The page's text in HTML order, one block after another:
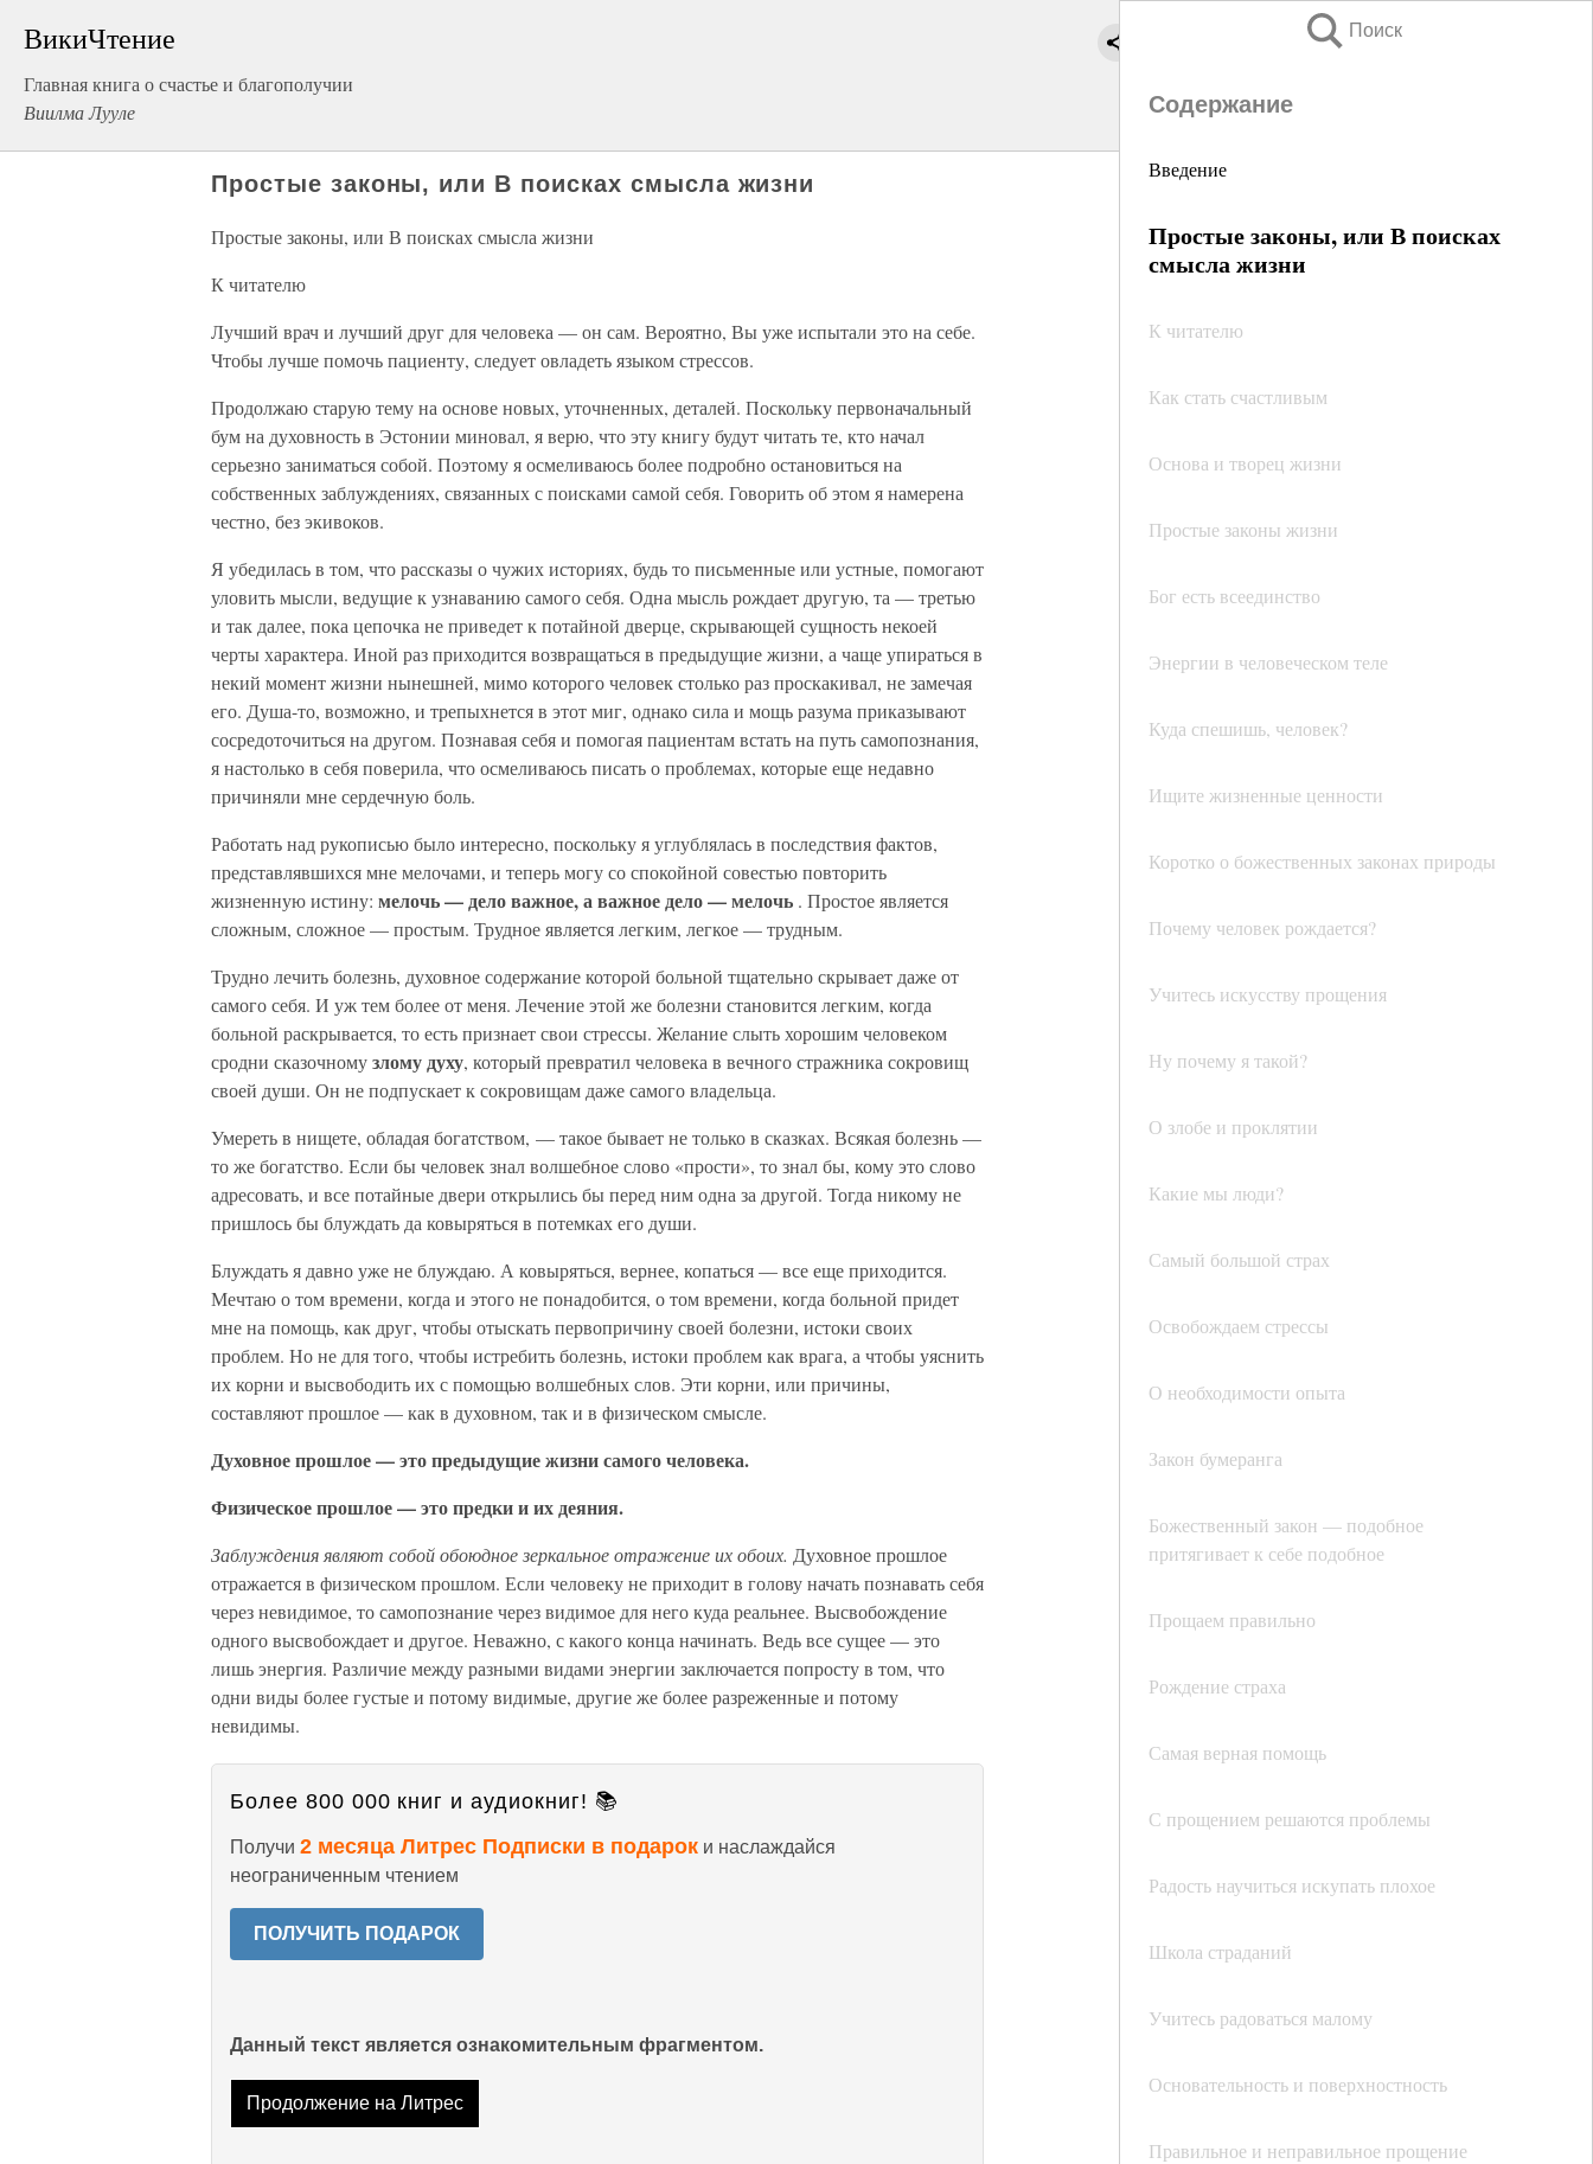
ВикиЧтение
Главная книга о счастье и благополучии
Виилма Лууле
Поиск
Содержание
Введение
Простые законы, или В поисках
смысла жизни
К читателю
Как стать счастливым
Основа и творец жизни
Простые законы жизни
Бог есть всеединство
Энергии в человеческом теле
Куда спешишь, человек?
Ищите жизненные ценности
Коротко о божественных законах природы
Почему человек рождается?
Учитесь искусству прощения
Ну почему я такой?
О злобе и проклятии
Какие мы люди?
Самый большой страх
Освобождаем стрессы
О необходимости опыта
Закон бумеранга
Божественный закон — подобное
притягивает к себе подобное
Прощаем правильно
Рождение страха
Самая верная помощь
С прощением решаются проблемы
Радость научиться искупать плохое
Школа страданий
Учитесь радоваться малому
Основательность и поверхностность
Правильное и неправильное прощение
Простые законы, или В поисках смысла жизни
Простые законы, или В поисках смысла жизни
К читателю
Лучший врач и лучший друг для человека — он сам. Вероятно, Вы уже испытали это на себе.
Чтобы лучше помочь пациенту, следует овладеть языком стрессов.
Продолжаю старую тему на основе новых, уточненных, деталей. Поскольку первоначальный
бум на духовность в Эстонии миновал, я верю, что эту книгу будут читать те, кто начал
серьезно заниматься собой. Поэтому я осмеливаюсь более подробно остановиться на
собственных заблуждениях, связанных с поисками самой себя. Говорить об этом я намерена
честно, без экивоков.
Я убедилась в том, что рассказы о чужих историях, будь то письменные или устные, помогают
уловить мысли, ведущие к узнаванию самого себя. Одна мысль рождает другую, та — третью
и так далее, пока цепочка не приведет к потайной дверце, скрывающей сущность некоей
черты характера. Иной раз приходится возвращаться в предыдущие жизни, а чаще упираться в
некий момент жизни нынешней, мимо которого человек столько раз проскакивал, не замечая
его. Душа-то, возможно, и трепыхнется в этот миг, однако сила и мощь разума приказывают
сосредоточиться на другом. Познавая себя и помогая пациентам встать на путь самопознания,
я настолько в себя поверила, что осмеливаюсь писать о проблемах, которые еще недавно
причиняли мне сердечную боль.
Работать над рукописью было интересно, поскольку я углублялась в последствия фактов,
представлявшихся мне мелочами, и теперь могу со спокойной совестью повторить
жизненную истину: мелочь — дело важное, а важное дело — мелочь . Простое является
сложным, сложное — простым. Трудное является легким, легкое — трудным.
Трудно лечить болезнь, духовное содержание которой больной тщательно скрывает даже от
самого себя. И уж тем более от меня. Лечение этой же болезни становится легким, когда
больной раскрывается, то есть признает свои стрессы. Желание слыть хорошим человеком
сродни сказочномузлому духу, который превратил человека в вечного стражника сокровищ
своей души. Он не подпускает к сокровищам даже самого владельца.
Умереть в нищете, обладая богатством, — такое бывает не только в сказках. Всякая болезнь —
то же богатство. Если бы человек знал волшебное слово «прости», то знал бы, кому это слово
адресовать, и все потайные двери открылись бы перед ним одна за другой. Тогда никому не
пришлось бы блуждать да ковыряться в потемках его души.
Блуждать я давно уже не блуждаю. А ковыряться, вернее, копаться — все еще приходится.
Мечтаю о том времени, когда и этого не понадобится, о том времени, когда больной придет
мне на помощь, как друг, чтобы отыскать первопричину своей болезни, истоки своих
проблем. Но не для того, чтобы истребить болезнь, истоки проблем как врага, а чтобы уяснить
их корни и высвободить их с помощью волшебных слов. Эти корни, или причины,
составляют прошлое — как в духовном, так и в физическом смысле.
Духовное прошлое — это предыдущие жизни самого человека.
Физическое прошлое — это предки и их деяния.
Заблуждения являют собой обоюдное зеркальное отражение их обоих. Духовное прошлое
отражается в физическом прошлом. Если человеку не приходит в голову начать познавать себя
через невидимое, то самопознание через видимое для него куда реальнее. Высвобождение
одного высвобождает и другое. Неважно, с какого конца начинать. Ведь все сущее — это
лишь энергия. Различие между разными видами энергии заключается попросту в том, что
одни виды более густые и потому видимые, другие же более разреженные и потому
невидимы.
Более 800 000 книг и аудиокниг! 📚
Получи 2 месяца Литрес Подписки в подарок и наслаждайся
неограниченным чтением
ПОЛУЧИТЬ ПОДАРОК
Данный текст является ознакомительным фрагментом.
Продолжение на Литрес